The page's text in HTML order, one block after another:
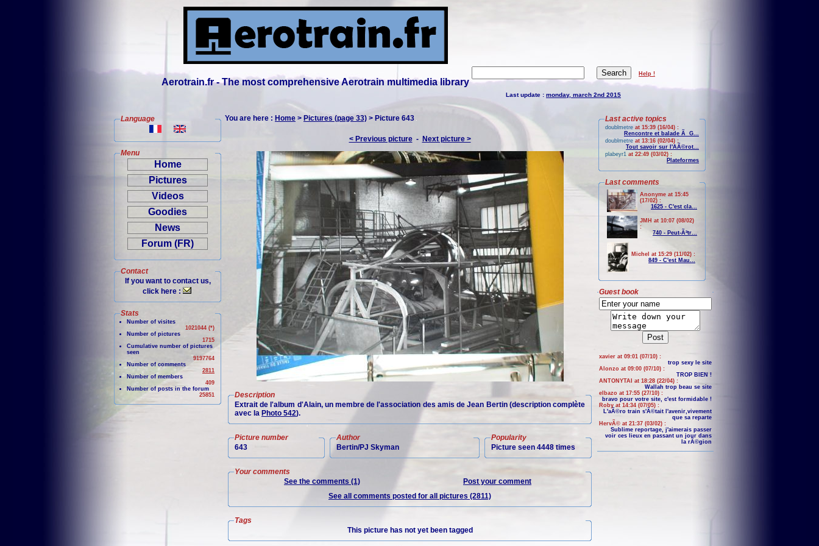
Aerotrain.fr - The most comprehensive Aerotrain multimedia library
Help !
Last update : monday, march 2nd 2015
Language
Menu
Home
Pictures
Videos
Goodies
News
Forum (FR)
Contact
If you want to contact us,
click here :
Stats
Number of visites
1021044 (*)
Number of pictures
1715
Cumulative number of pictures
seen
9197764
Number of comments
2811
Number of members
409
Number of posts in the forum
25851
You are here : Home > Pictures (page 33) > Picture 643
< Previous picture- Next picture >
Description
Extrait de l'album d'Alain, un membre de l'association des amis de Jean Bertin (description complète
avec la Photo 542).
Picture number
643
Author
Bertin/PJ Skyman
Popularity
Picture seen 4448 times
Your comments
See the comments (1)
Post your comment
See all comments posted for all pictures (2811)
Tags
This picture has not yet been tagged
Last active topics
doublmetre at 15:39 (16/04) :
Rencontre et balade Ã G...
doublmetre at 13:16 (02/04) :
Tout savoir sur l'AÃ©rot...
plabeyr1 at 22:49 (03/02) :
Plateformes
Last comments
Anonyme at 15:45
(17/02) :
1625 - C'est cla...
JMH at 10:07 (08/02)
:
740 - Peut-Ãªtr...
Michel at 15:29 (11/02) :
849 - C'est Mau...
Guest book
xavier at 09:01 (07/10) :
trop sexy le site
Alonzo at 09:00 (07/10) :
TROP BIEN !
ANTONYTAI at 18:28 (22/04) :
Wallah trop beau se site
elbazo at 17:55 (27/10) :
bravo pour votre site, c'est formidable !
Roby at 14:34 (07/05) :
L'aÃ©ro train s'Ã©tait l'avenir,vivement
que sa reparte
HervÃ© at 21:37 (03/02) :
Sublime reportage, j'aimerais passer
voir ces lieux en passant un jour dans
la rÃ©gion